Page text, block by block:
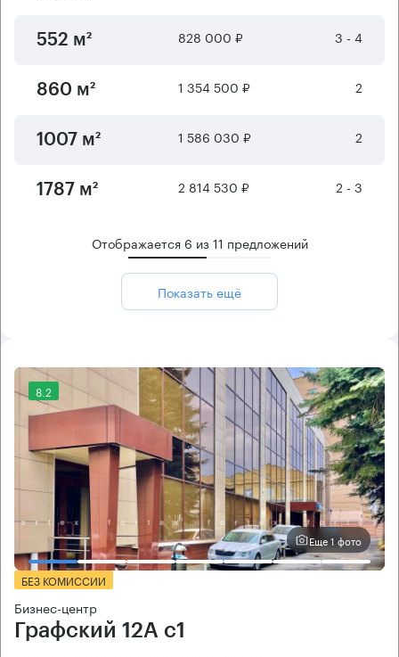
552 м² 828 000 ₽ 3 - 4
860 м² 1 354 500 ₽ 2
1007 м² 1 586 030 ₽ 2
1787 м² 2 814 530 ₽ 2 - 3
Отображается 6 из11 предложений
Показать ещё
8.2
Еще 1 фото
БЕЗ КОМИССИИ
Бизнес-центр
Графский 12А с1